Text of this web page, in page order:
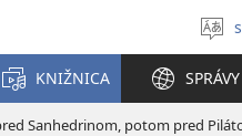
KNIŽNICA SPRÁVY
Sanhedrinom, potom pred